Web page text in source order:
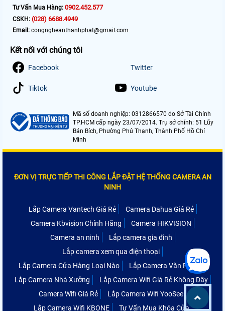
Tư Vấn Mua Hàng: 0902.452.577
CSKH: (028) 6688.4949
Email: congngheanthanhphat@gmail.com
Kết nối với chúng tôi
Facebook Twitter
Tiktok Youtube
Mã số doanh nghiệp: 0312866570 do Sở Tài Chính
TP.HCM cấp ngày 23/07/2014. Trụ sở chính: 51 Lũy
Bán Bích, Phường Phú Thạnh, Thành Phố Hồ Chí
Minh
ĐƠN VỊ TRỰC TIẾP THI CÔNG LẮP ĐẶT HỆ THỐNG CAMERA AN
NINH
Lắp Camera Vantech Giá Rẻ
Camera Dahua Giá Rẻ
Camera Kbvision Chính Hãng
Camera HIKVISION
Camera an ninh
Lắp camera gia đình
Lắp camera xem qua điện thoại
Lắp Camera Cửa Hàng Loại Nào
Lắp Camera Văn Phòng
Lắp Camera Nhà Xưởng
Lắp Camera Wifi Giá Rẻ Không Dây
Camera Wifi Giá Rẻ
Lắp Camera Wifi YooSee
Lắp Camera Wifi KBONE
Tư Vấn Mua Khóa Cửa